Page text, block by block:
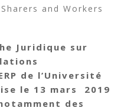
Sharers and Workers
Juridique sur
de l’Université
le 13 mars 2019
des